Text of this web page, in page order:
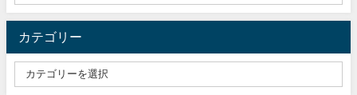
カテゴリー